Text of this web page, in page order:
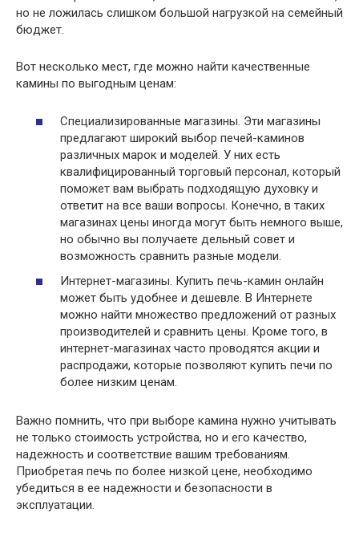
но не ложилась слишком большой нагрузкой на семейный
бюджет.
Вот несколько мест, где можно найти качественные
камины по выгодным ценам:
Специализированные магазины. Эти магазины
предлагают широкий выбор печей-каминов
различных марок и моделей. У них есть
квалифицированный торговый персонал, который
поможет вам выбрать подходящую духовку и
ответит на все ваши вопросы. Конечно, в таких
магазинах цены иногда могут быть немного выше,
но обычно вы получаете дельный совет и
возможность сравнить разные модели.
Интернет-магазины. Купить печь-камин онлайн
может быть удобнее и дешевле. В Интернете
можно найти множество предложений от разных
производителей и сравнить цены. Кроме того, в
интернет-магазинах часто проводятся акции и
распродажи, которые позволяют купить печи по
более низким ценам.
Важно помнить, что при выборе камина нужно учитывать
не только стоимость устройства, но и его качество,
надежность и соответствие вашим требованиям.
Приобретая печь по более низкой цене, необходимо
убедиться в ее надежности и безопасности в
эксплуатации.